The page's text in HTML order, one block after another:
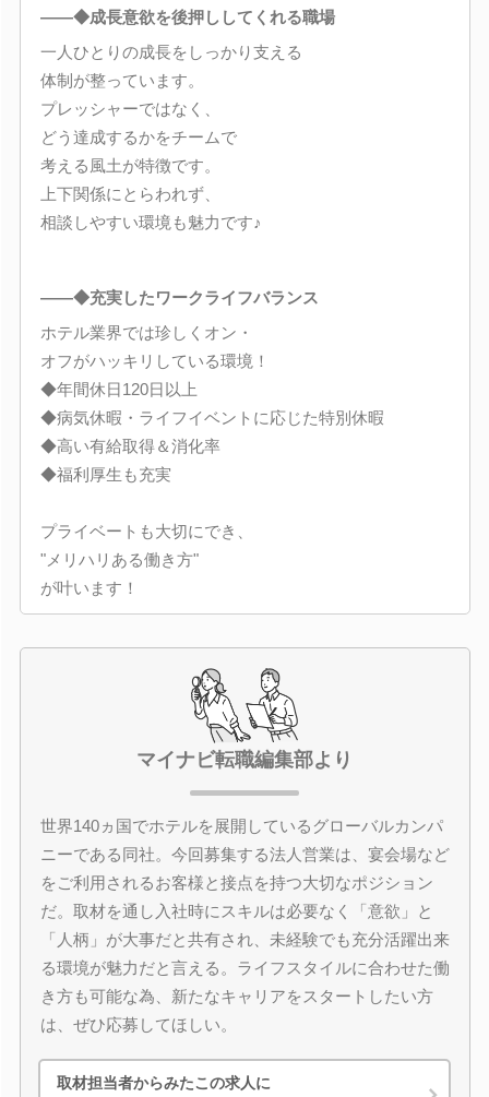
――◆成長意欲を後押ししてくれる職場
一人ひとりの成長をしっかり支える
体制が整っています。
プレッシャーではなく、
どう達成するかをチームで
考える風土が特徴です。
上下関係にとらわれず、
相談しやすい環境も魅力です♪
――◆充実したワークライフバランス
ホテル業界では珍しくオン・
オフがハッキリしている環境！
◆年間休日120日以上
◆病気休暇・ライフイベントに応じた特別休暇
◆高い有給取得＆消化率
◆福利厚生も充実
プライベートも大切にでき、
"メリハリある働き方"
が叶います！
マイナビ転職編集部より
世界140ヵ国でホテルを展開しているグローバルカンパ
ニーである同社。今回募集する法人営業は、宴会場など
をご利用されるお客様と接点を持つ大切なポジション
だ。取材を通し入社時にスキルは必要なく「意欲」と
「人柄」が大事だと共有され、未経験でも充分活躍出来
る環境が魅力だと言える。ライフスタイルに合わせた働
き方も可能な為、新たなキャリアをスタートしたい方
は、ぜひ応募してほしい。
取材担当者からみたこの求人に